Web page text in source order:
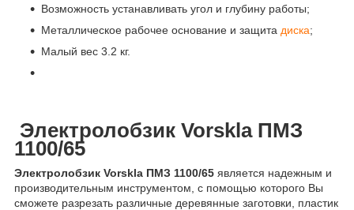
Возможность устанавливать угол и глубину работы;
Металлическое рабочее основание и защита диска;
Малый вес 3.2 кг.
Электролобзик Vorskla ПМЗ
1100/65
Электролобзик Vorskla ПМЗ 1100/65 является надежным и
производительным инструментом, с помощью которого Вы
сможете разрезать различные деревянные заготовки, пластик